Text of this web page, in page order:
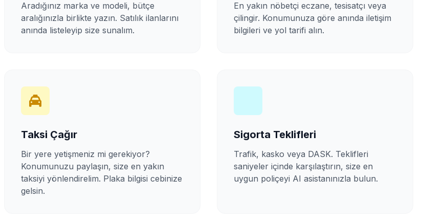
Aradığınız marka ve modeli, bütçe
aralığınızla birlikte yazın. Satılık ilanlarını
anında listeleyip size sunalım.
En yakın nöbetçi eczane, tesisatçı veya
çilingir. Konumunuza göre anında iletişim
bilgileri ve yol tarifi alın.
Taksi Çağır
Bir yere yetişmeniz mi gerekiyor?
Konumunuzu paylaşın, size en yakın
taksiyi yönlendirelim. Plaka bilgisi cebinize
gelsin.
Sigorta Teklifleri
Trafik, kasko veya DASK. Teklifleri
saniyeler içinde karşılaştırın, size en
uygun poliçeyi AI asistanınızla bulun.